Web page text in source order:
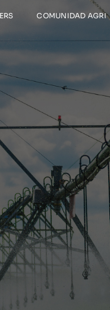
COMUNIDAD AGRI